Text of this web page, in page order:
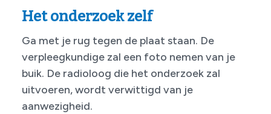
Het onderzoek zelf
Ga met je rug tegen de plaat staan. De
verpleegkundige zal een foto nemen van je
buik. De radioloog die het onderzoek zal
uitvoeren, wordt verwittigd van je
aanwezigheid.